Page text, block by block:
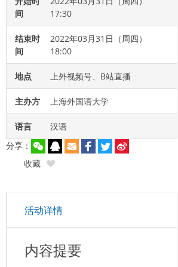
间
17:30
结束时
间
2022年03月31日（周四）
18:00
地点 上外视频号、B站直播
主办方 上海外国语大学
语言
汉语
分享：
收藏
活动详情
内容提要